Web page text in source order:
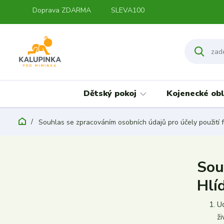
Doprava ZDARMA SLEVA100
Dětský pokoj Kojenecké
Souhlas se zpracováním osobních údajů pro účely použití